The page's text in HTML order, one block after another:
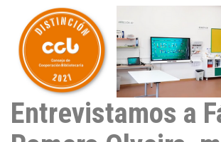
Entrevistamos a